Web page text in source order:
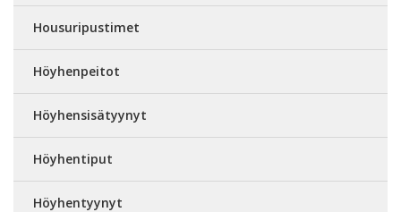
Housuripustimet
Höyhenpeitot
Höyhensisätyynyt
Höyhentiput
Höyhentyynyt